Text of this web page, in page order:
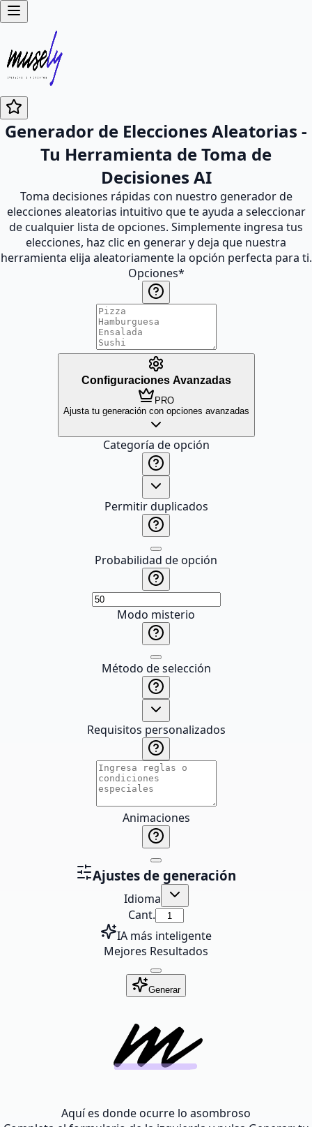
Generador de Elecciones Aleatorias -
Tu Herramienta de Toma de
Decisiones AI
Toma decisiones rápidas con nuestro generador de
elecciones aleatorias intuitivo que te ayuda a seleccionar
de cualquier lista de opciones. Simplemente ingresa tus
elecciones, haz clic en generar y deja que nuestra
herramienta elija aleatoriamente la opción perfecta para ti.
Opciones*
Configuraciones Avanzadas
PRO
Ajusta tu generación con opciones avanzadas
Categoría de opción
Permitir duplicados
Probabilidad de opción
Modo misterio
Método de selección
Requisitos personalizados
Animaciones
Ajustes de generación
Idioma
Cant.
IA más inteligente
Mejores Resultados
Generar
Aquí es donde ocurre lo asombroso